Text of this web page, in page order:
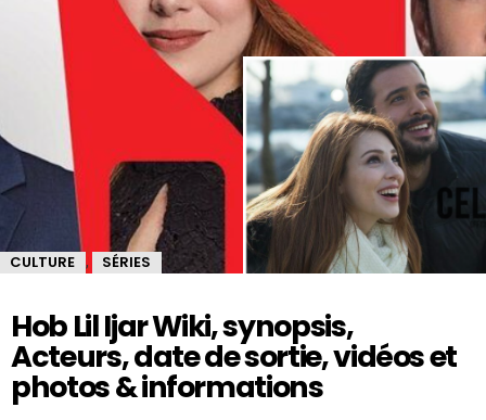
CULTURE , SÉRIES
Hob Lil Ijar Wiki, synopsis,
Acteurs, date de sortie, vidéos et
photos & informations